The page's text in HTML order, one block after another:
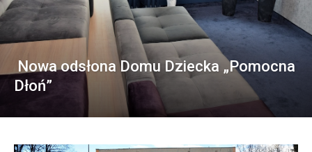
Nowa odsłona Domu Dziecka „Pomocna
Dłoń”